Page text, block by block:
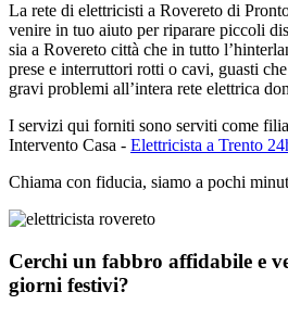
La rete di elettricisti a Rovereto di
venire in tuo aiuto per riparare piccoli
sia a Rovereto città che in tutto
prese e interruttori rotti o cavi, guasti
gravi problemi all’intera rete elettrica
I servizi qui forniti sono serviti come
Intervento Casa - Elettricista a Trento
Chiama con fiducia, siamo a pochi
Cerchi un fabbro affidabile e
giorni festivi?